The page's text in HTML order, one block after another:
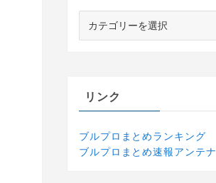
リンク
ブルプロまとめランキング
ブルプロまとめ速報アンテナ